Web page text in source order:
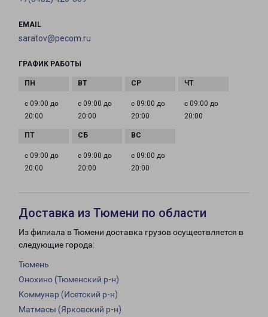
EMAIL
saratov@pecom.ru
ГРАФИК РАБОТЫ
с 09:00 до
20:00
с 09:00 до
20:00
с 09:00 до
20:00
с 09:00 до
20:00
с 09:00 до
20:00
с 09:00 до
20:00
с 09:00 до
20:00
Доставка из Тюмени по области
Из филиала в Тюмени доставка грузов осуществляется в
следующие города:
Тюмень
Онохино (Тюменский р-н)
Коммунар (Исетский р-н)
Матмасы (Ярковский р-н)